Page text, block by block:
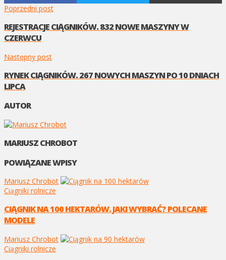
Poprzedni post
REJESTRACJE CIĄGNIKÓW. 832 NOWE MASZYNY W
CZERWCU
Następny post
RYNEK CIĄGNIKÓW. 267 NOWYCH MASZYN PO 10 DNIACH
LIPCA
AUTOR
MARIUSZ CHROBOT
POWIĄZANE WPISY
Mariusz Chrobot
Ciągniki rolnicze
CIĄGNIK NA 100 HEKTARÓW. JAKI WYBRAĆ? POLECANE
MODELE
Mariusz Chrobot
Ciągniki rolnicze